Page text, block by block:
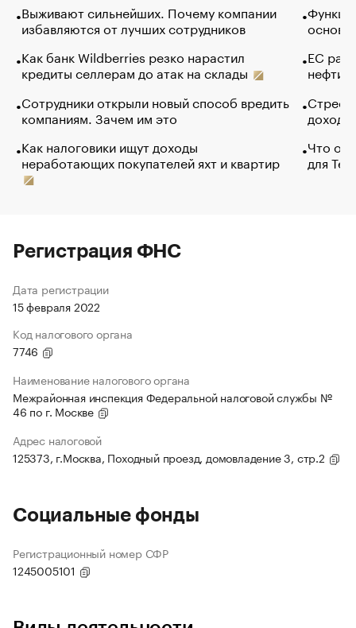
Выживают сильнейших. Почему компании
избавляются от лучших сотрудников
Как банк Wildberries резко нарастил
кредиты селлерам до атак на склады
Сотрудники открыли новый способ вредить
компаниям. Зачем им это
Как налоговики ищут доходы
неработающих покупателей яхт и квартир
основ
ЕС
нефти
Что
для
Регистрация ФНС
Дата регистрации
15 февраля 2022
Код налогового органа
7746
Наименование налогового органа
Межрайонная инспекция Федеральной налоговой службы №
46 по г. Москве
Адрес налоговой
125373, г.Москва, Походный проезд, домовладение 3, стр.2
Социальные фонды
Регистрационный номер СФР
1245005101